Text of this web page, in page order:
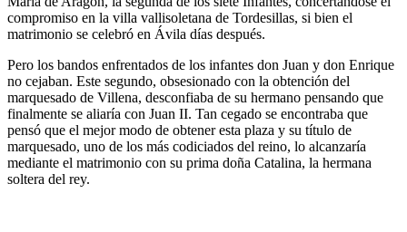
compromiso en la villa vallisoletana de Tordesillas, si bien el
matrimonio se celebró en Ávila días después.
Pero los bandos enfrentados de los infantes don Juan y don Enrique
no cejaban. Este segundo, obsesionado con la obtención del
marquesado de Villena, desconfiaba de su hermano pensando que
finalmente se aliaría con Juan II. Tan cegado se encontraba que
pensó que el mejor modo de obtener esta plaza y su título de
marquesado, uno de los más codiciados del reino, lo alcanzaría
mediante el matrimonio con su prima doña Catalina, la hermana
soltera del rey.